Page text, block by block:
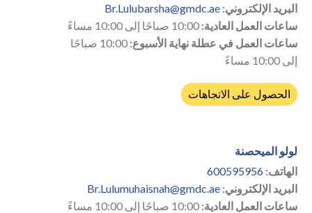
البريد الإلكتروني: Br.Lulubarsha@gmdc.ae
ساعات العمل العادية:
ساعات العمل في عطلة نهاية الأسبوع:
10:00 صباحًا
إلى 10:00 مساءً
الحصول على الاتجاهات
لولو الميحصنة
الهاتف: 600595956
البريد الإلكتروني: Br.Lulumuhaisnah@gmdc.ae
ساعات العمل العادية: